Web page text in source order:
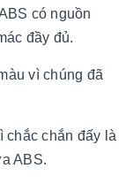
có nguồn
đầy đủ.
vì chúng đã
chắc chắn đấy là
ABS.